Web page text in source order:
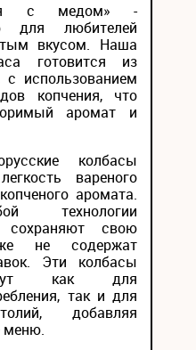
с медом» -
для любителей
вкусом. Наша
готовится из
с использованием
копчения, что
аромат и
колбасы
вареного
аромата.
технологии
сохраняют свою
не содержат
Эти колбасы
как для
так и для
добавляя
меню.